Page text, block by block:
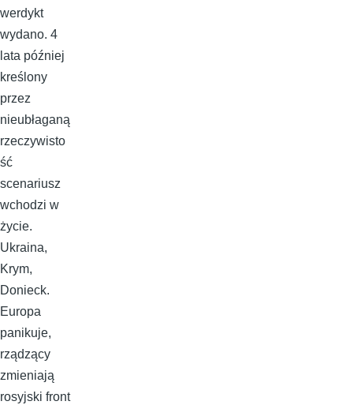
werdykt
wydano. 4
lata później
kreślony
przez
nieubłaganą
rzeczywisto
ść
scenariusz
wchodzi w
życie.
Ukraina,
Krym,
Donieck.
Europa
panikuje,
rządzący
zmieniają
rosyjski front